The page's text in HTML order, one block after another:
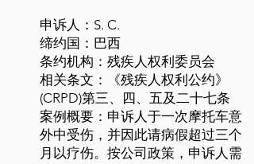
申诉人：S. C.
缔约国：巴西
条约机构：残疾人权利委员会
相关条文：《残疾人权利公约》
(CRPD)第三、四、五及二十七条
案例概要：申诉人于一次摩托车意
外中受伤，并因此请病假超过三个
月以疗伤。按公司政策，申诉人需